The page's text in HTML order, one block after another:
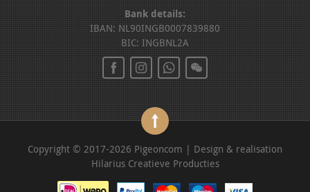
Bank details:
IBAN: NL90INGB0007839880
BIC: INGBNL2A
Copyright © 2017-2026 Pigeoncom | Design & realisation
Hilarius Creatieve Producties